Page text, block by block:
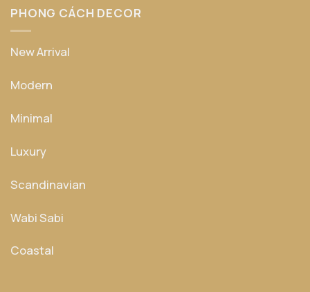
PHONG CÁCH DECOR
New Arrival
Modern
Minimal
Luxury
Scandinavian
Wabi Sabi
Coastal